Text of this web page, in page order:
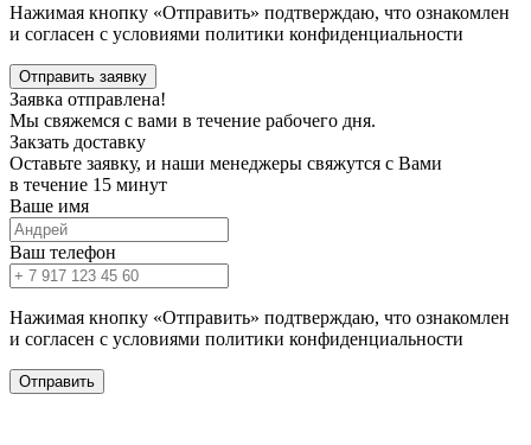
Нажимая кнопку «Отправить» подтверждаю, что ознакомлен
и согласен с условиями политики конфиденциальности
Отправить заявку
Заявка отправлена!
Мы свяжемся с вами в течение рабочего дня.
Закзать доставку
Оставьте заявку, и наши менеджеры свяжутся с Вами
в течение 15 минут
Ваше имя
Ваш телефон
Нажимая кнопку «Отправить» подтверждаю, что ознакомлен
и согласен с условиями политики конфиденциальности
Отправить